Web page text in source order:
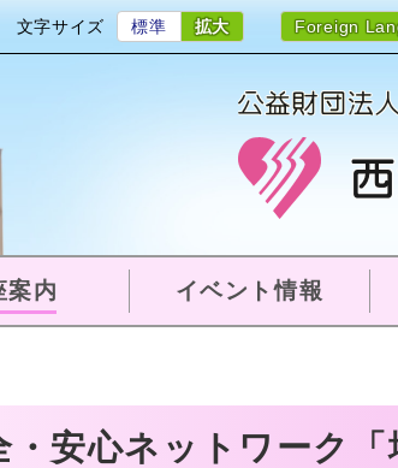
文字サイズ 標準 拡大 Foreign
案内 イベント情報
・安心ネットワーク